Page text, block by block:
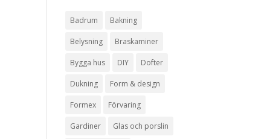
Badrum Bakning
Belysning Braskaminer
Bygga hus DIY Dofter
Dukning Form & design
Formex Förvaring
Gardiner Glas och porslin